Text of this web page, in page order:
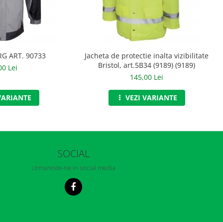
ART. 90733
Lei
Jacheta de protectie inalta vizibilitate
Bristol, art.5B34 (9189) (9189)
145,00 Lei
VEZI VARIANTE
SOCIAL
Urmareste-ne in social media